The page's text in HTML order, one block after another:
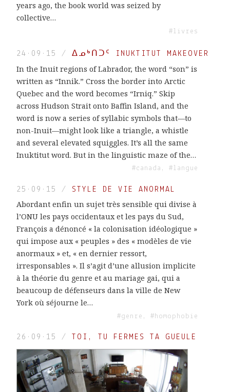
years ago, the book world was seized by
collective…
#livres
24·09·15 / ᐃᓄᒃᑎᑐᑦ INUKTITUT MAKEOVER
In the Inuit regions of Labrador, the word “son” is
written as “Innik.” Cross the border into Arctic
Quebec and the word becomes “Irniq.” Skip
across Hudson Strait onto Baffin Island, and the
word is now a series of syllabic symbols that—to
non-Inuit—might look like a triangle, a whistle
and several elevated squiggles. It’s all the same
Inuktitut word. But in the linguistic maze of the…
#canada, #langue
25·09·15 / STYLE DE VIE ANORMAL
Abordant enfin un sujet très sensible qui divise à
l’ONU les pays occidentaux et les pays du Sud,
François a dénoncé « la colonisation idéologique »
qui impose aux « peuples » des « modèles de vie
anormaux » et, « en dernier ressort,
irresponsables ». Il s’agit d’une allusion implicite
à la théorie du genre et au mariage gai, qui a
beaucoup de défenseurs dans la ville de New
York où séjourne le…
#genre, #homophobie
26·09·15 / TOI, TU FERMES TA GUEULE